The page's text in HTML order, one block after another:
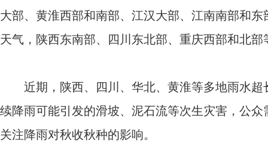
大部、黄淮西部和南部、江汉大部、江南南部和
天气，陕西东南部、四川东北部、重庆西部和北
近期，陕西、四川、华北、黄淮等多地雨水超
续降雨可能引发的滑坡、泥石流等次生灾害，公
关注降雨对秋收秋种的影响。